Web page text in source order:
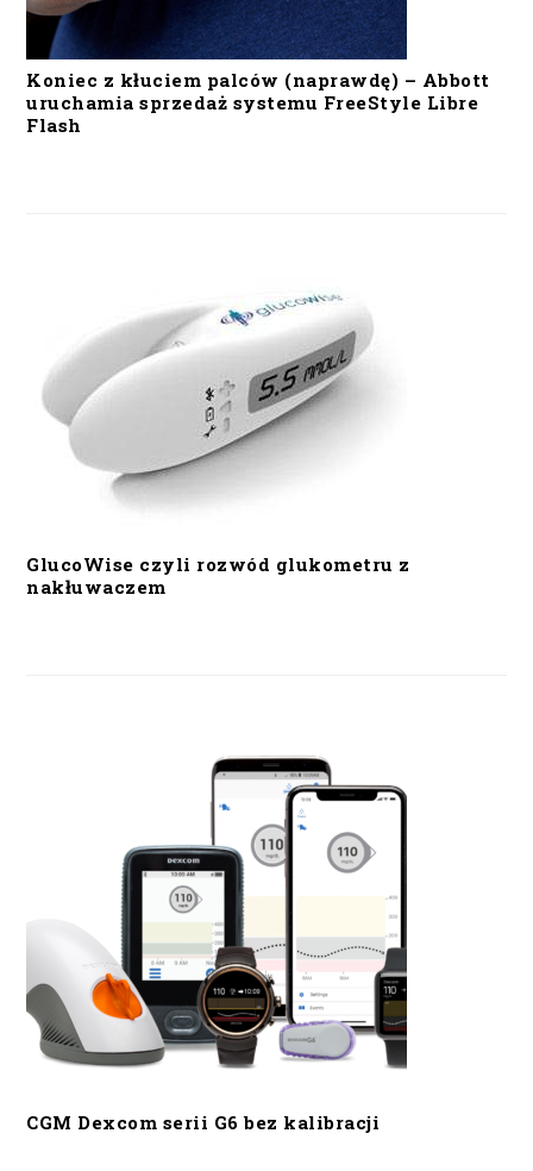
Koniec z kłuciem palców (naprawdę) – Abbott
uruchamia sprzedaż systemu FreeStyle Libre
Flash
GlucoWise czyli rozwód glukometru z
nakłuwaczem
CGM Dexcom serii G6 bez kalibracji